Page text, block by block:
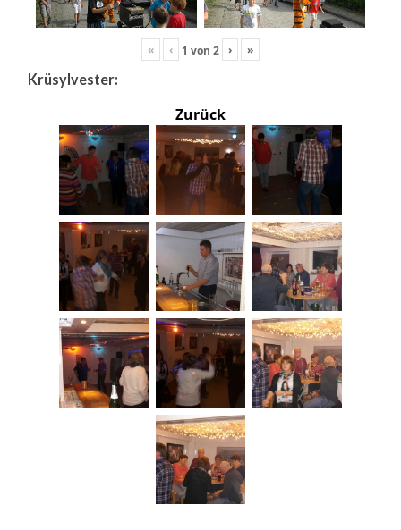
« ‹ 1 von 2 › »
Krüsylvester:
Zurück